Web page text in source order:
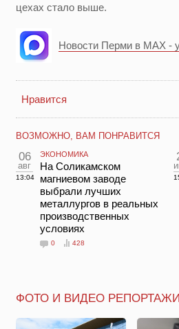
цехах стало выше.
Новости Перми в MAX -
Нравится
ВОЗМОЖНО, ВАМ ПОНРАВИТСЯ
06
авг
13:04
ЭКОНОМИКА
На Соликамском
магниевом заводе
выбрали лучших
металлургов в реальных
производственных
условиях
0 428
ФОТО И ВИДЕО РЕПОРТАЖИ